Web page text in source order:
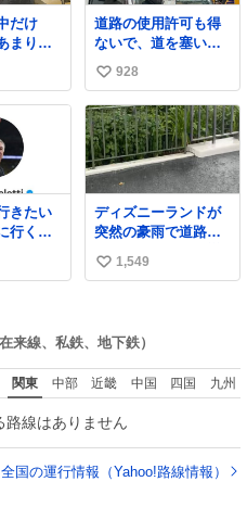
ろしな
いたら
いにﾄﾃﾄ
し逃走
しない
走ら文
だけ
まりに
ぎる
道路の使用許可も得
ないで、道を塞いだ
まま解体作業して
る。 写真を撮ろうと
したら「勝手に写真
撮るな馬鹿野郎」と
罵倒されるなど。
い
い
ね
数
928
きたい
行くほ
達が居
んでこれ
ディズニーランドが
突然の豪雨で道路冠
水してるんだけど☔️
この雨で今年初のミ
い
数
1,549
在来線、私鉄、地下鉄）
関東 中部 近畿 中国 四国 九州
路線はありません
全国の運行情報（Yahoo!路線情報）